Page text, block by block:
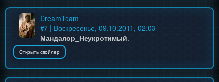
DreamTeam
#7 | Воскресенье, 09.10.2011, 02:03
Мандалор_Неукротимый,